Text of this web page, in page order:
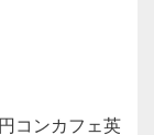
コンカフェ英